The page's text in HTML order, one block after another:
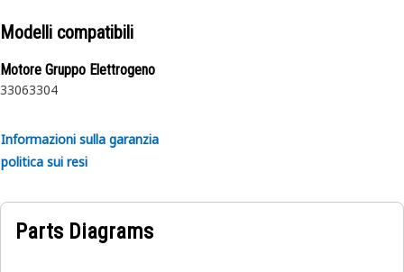
Modelli compatibili
Motore Gruppo Elettrogeno
33063304
Informazioni sulla garanzia
politica sui resi
Parts Diagrams